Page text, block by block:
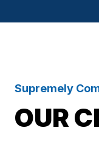
Supremely
OUR